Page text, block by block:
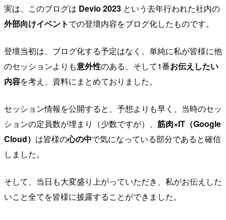
実は、このブログは Devio 2023 という去年行われた社内の
外部向けイベントでの登壇内容をブログ化したものです。
登壇当初は、ブログ化する予定はなく、単純に私が皆様に他
のセッションよりも意外性のある、そして1番お伝えしたい
内容を考え、資料にまとめておりました。
セッション情報を公開すると、予想よりも早く、当時のセッ
ションの定員数が埋まり（少数ですが）、 筋肉×IT（Google
Cloud） は皆様の心の中で気になっている部分であると確信
しました。
そして、当日も大変盛り上がっていただき、私がお伝えした
いこと全てを皆様に披露することができました。